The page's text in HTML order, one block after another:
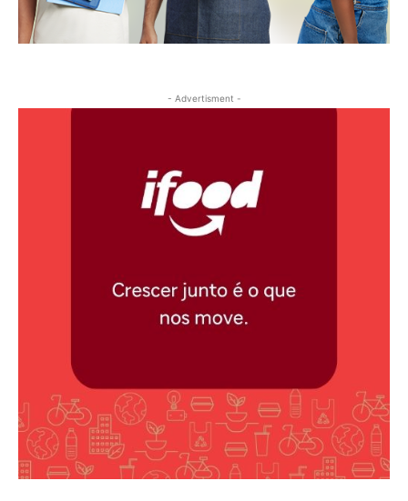
- Advertisment -